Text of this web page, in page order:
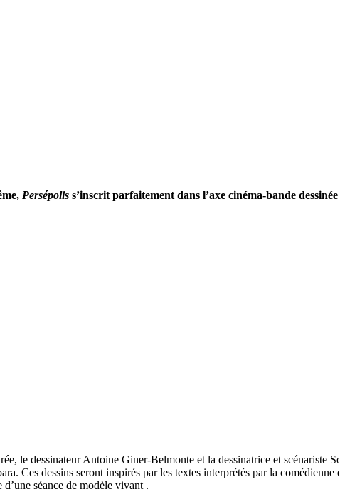
Persépolis s’inscrit parfaitement dans l’axe cinéma-bande
le dessinateur Antoine Giner-Belmonte et la dessinatrice et scénariste
Ces dessins seront inspirés par les textes interprétés par la
séance de modèle vivant .